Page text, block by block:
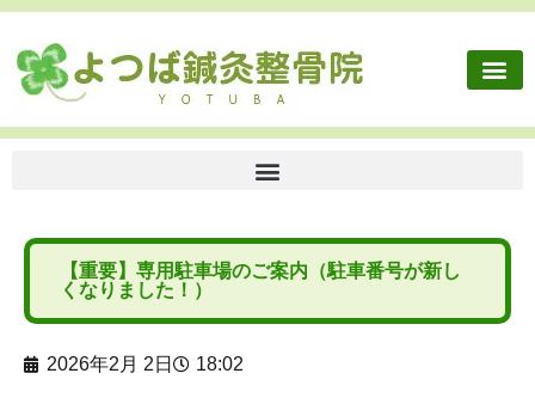
【重要】専用駐車場のご案内（駐車番号が新し
くなりました！）
2026年2月 2日 18:02